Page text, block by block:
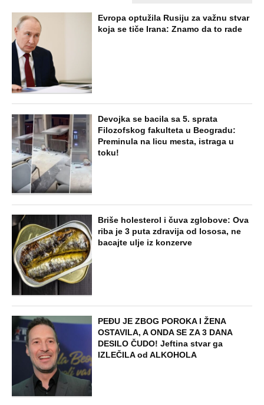
Evropa optužila Rusiju za važnu stvar
koja se tiče Irana: Znamo da to rade
Devojka se bacila sa 5. sprata
Filozofskog fakulteta u Beogradu:
Preminula na licu mesta, istraga u
toku!
Briše holesterol i čuva zglobove: Ova
riba je 3 puta zdravija od lososa, ne
bacajte ulje iz konzerve
PEĐU JE ZBOG POROKA I ŽENA
OSTAVILA, A ONDA SE ZA 3 DANA
DESILO ČUDO! Jeftina stvar ga
IZLEČILA od ALKOHOLA